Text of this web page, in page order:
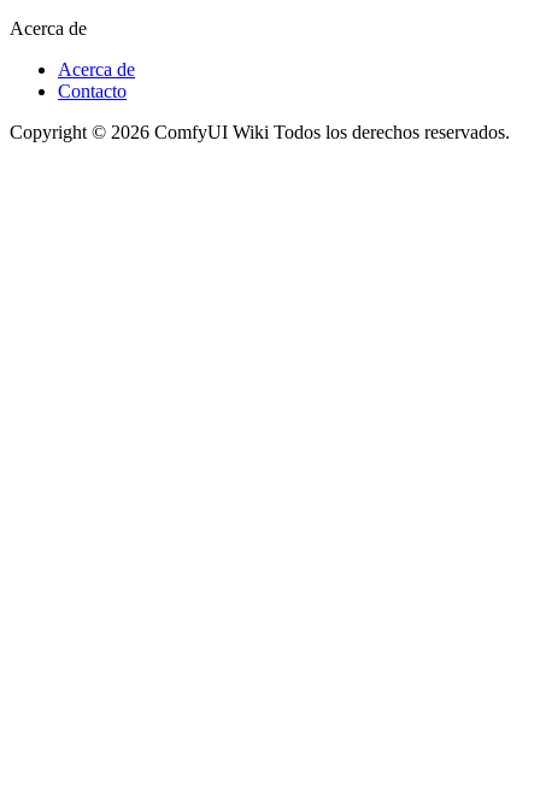
Acerca de
Acerca de
Contacto
Copyright © 2026 ComfyUI Wiki Todos los derechos reservados.